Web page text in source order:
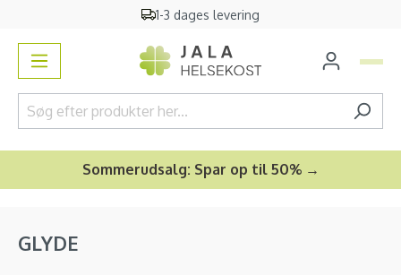
1-3 dages levering
Sommerudsalg: Spar op til 50% →
GLYDE